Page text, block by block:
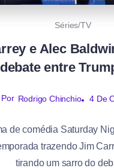
Séries/TV
e Alec
entre
Por Rodrigo Chinchio 4 De
de comédia Saturday
trazendo Jim
tirando um sarro do